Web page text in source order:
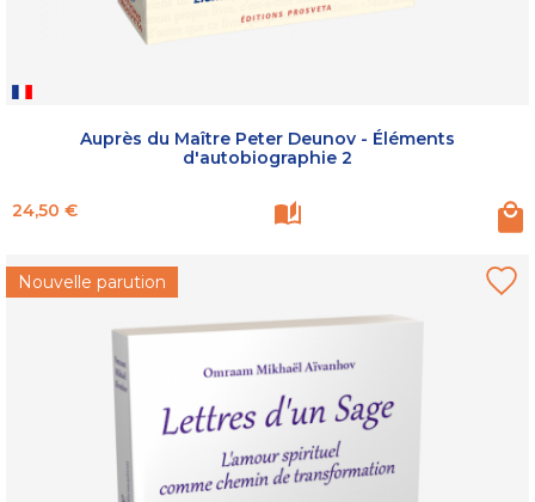
Auprès du Maître Peter Deunov - Éléments
d'autobiographie 2
Prix
24,50 €
Nouvelle parution